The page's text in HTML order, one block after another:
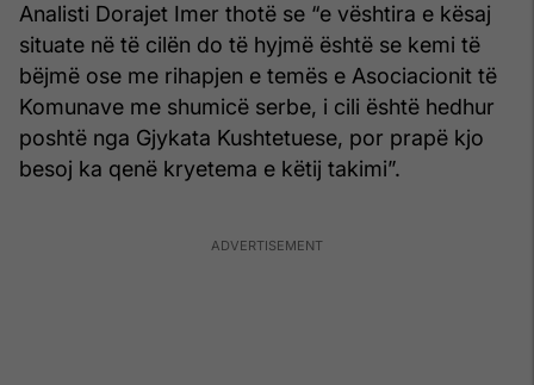
Analisti Dorajet Imer thotë se “e vështira e kësaj
situate në të cilën do të hyjmë është se kemi të
bëjmë ose me rihapjen e temës e Asociacionit të
Komunave me shumicë serbe, i cili është hedhur
poshtë nga Gjykata Kushtetuese, por prapë kjo
besoj ka qenë kryetema e këtij takimi”.